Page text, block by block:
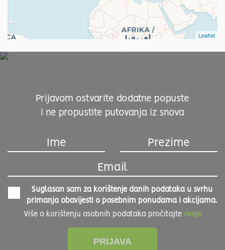
Leaflet
Prijavom ostvarite dodatne popuste
i ne propustite putovanja iz snova
Suglasan sam za korištenje danih podataka u svrhu
primanja obavijesti o posebnim ponudama i akcijama.
Više o korištenju osobnih podataka pročitajte ovdje